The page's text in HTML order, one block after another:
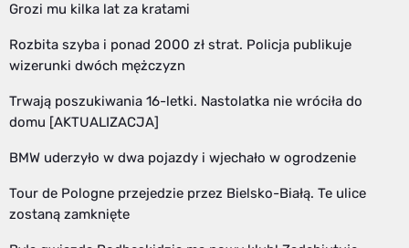
Grozi mu kilka lat za kratami
Rozbita szyba i ponad 2000 zł strat. Policja publikuje
wizerunki dwóch mężczyzn
Trwają poszukiwania 16-letki. Nastolatka nie wróciła do
domu [AKTUALIZACJA]
BMW uderzyło w dwa pojazdy i wjechało w ogrodzenie
Tour de Pologne przejedzie przez Bielsko-Białą. Te ulice
zostaną zamknięte